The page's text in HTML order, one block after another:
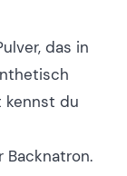
das in
kennst du
Backnatron.